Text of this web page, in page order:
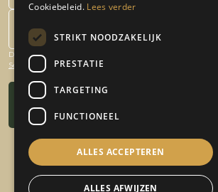
Bedrijfsnaam
Deze site is beschermd door reCAPTCHA en het
Servicevoorwaardenzijn van toepassing.
Schrijf je in!
Cookiebeleid. Lees verder
STRIKT NOODZAKELIJK
PRESTATIE
TARGETING
FUNCTIONEEL
ALLES ACCEPTEREN
ALLES AFWIJZEN